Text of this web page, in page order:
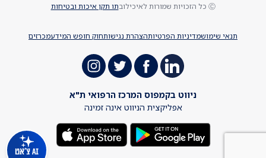
AI צ'אט
תנאי שימושמדיניות הפרטיותהצהרת נגישותחוק חופש המידעמכרזים
Ⓒ כל הזכויות שמורות לאיכילוב תו תקן איכות ובטיחות
ניווט בקמפוס המרכז הרפואי ת"א
אפליקצית הניווט אינה זמינה